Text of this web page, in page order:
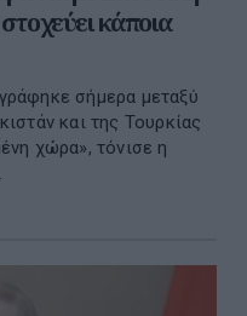
κάποια
σήμερα μεταξύ
και της Τουρκίας
χώρα», τόνισε η